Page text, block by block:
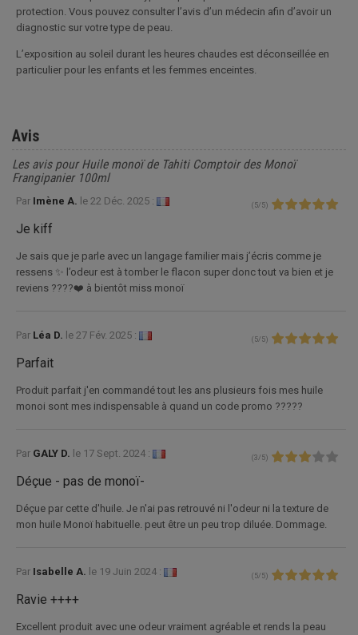
protection. Vous pouvez consulter l’avis d’un médecin afin d’avoir un
diagnostic sur votre type de peau.
L’exposition au soleil durant les heures chaudes est déconseillée en
particulier pour les enfants et les femmes enceintes.
Avis
Les avis pour Huile monoï de Tahiti Comptoir des Monoï
Frangipanier 100ml
Par Imène A. le 22 Déc. 2025 : ( 5/ 5)
Je kiff
Je sais que je parle avec un langage familier mais j’écris comme je
ressens ✨ l’odeur est à tomber le flacon super donc tout va bien et je
reviens ????❤️ à bientôt miss monoï
Par Léa D. le 27 Fév. 2025 : ( 5/ 5)
Parfait
Produit parfait j'en commandé tout les ans plusieurs fois mes huile
monoi sont mes indispensable à quand un code promo ?????
Par GALY D. le 17 Sept. 2024 : (3 / 5)
Déçue - pas de monoï-
Déçue par cette d'huile. Je n'ai pas retrouvé ni l'odeur ni la texture de
mon huile Monoï habituelle. peut être un peu trop diluée. Dommage.
Par Isabelle A. le 19 Juin 2024 : ( 5/ 5)
Ravie ++++
Excellent produit avec une odeur vraiment agréable et rends la peau